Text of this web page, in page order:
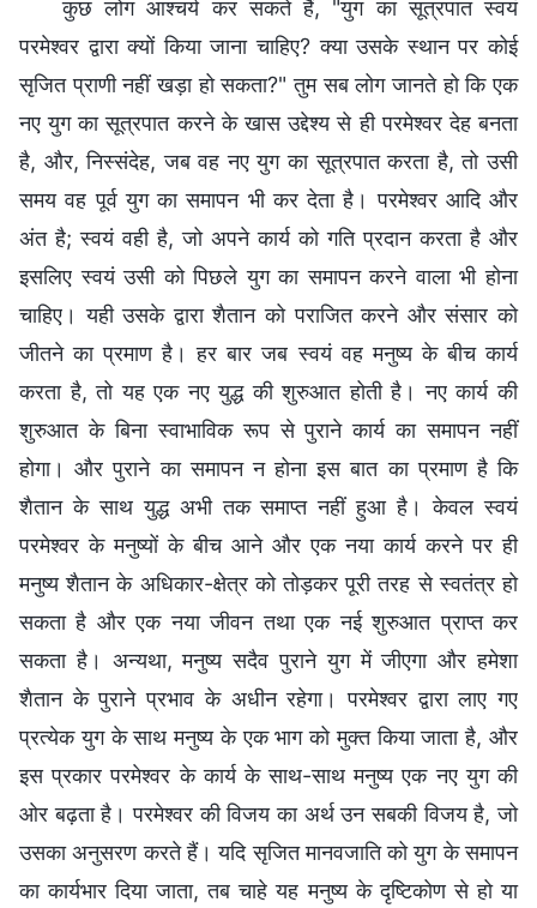
कुछ लोग आश्चर्य कर सकते हैं, "युग का सूत्रपात स्वयं
परमेश्वर द्वारा क्यों किया जाना चाहिए? क्या उसके स्थान पर कोई
सृजित प्राणी नहीं खड़ा हो सकता?" तुम सब लोग जानते हो कि एक
नए युग का सूत्रपात करने के खास उद्देश्य से ही परमेश्वर देह बनता
है, और, निस्संदेह, जब वह नए युग का सूत्रपात करता है, तो उसी
समय वह पूर्व युग का समापन भी कर देता है। परमेश्वर आदि और
अंत है; स्वयं वही है, जो अपने कार्य को गति प्रदान करता है और
इसलिए स्वयं उसी को पिछले युग का समापन करने वाला भी होना
चाहिए। यही उसके द्वारा शैतान को पराजित करने और संसार को
जीतने का प्रमाण है। हर बार जब स्वयं वह मनुष्य के बीच कार्य
करता है, तो यह एक नए युद्ध की शुरुआत होती है। नए कार्य की
शुरुआत के बिना स्वाभाविक रूप से पुराने कार्य का समापन नहीं
होगा। और पुराने का समापन न होना इस बात का प्रमाण है कि
शैतान के साथ युद्ध अभी तक समाप्त नहीं हुआ है। केवल स्वयं
परमेश्वर के मनुष्यों के बीच आने और एक नया कार्य करने पर ही
मनुष्य शैतान के अधिकार-क्षेत्र को तोड़कर पूरी तरह से स्वतंत्र हो
सकता है और एक नया जीवन तथा एक नई शुरुआत प्राप्त कर
सकता है। अन्यथा, मनुष्य सदैव पुराने युग में जीएगा और हमेशा
शैतान के पुराने प्रभाव के अधीन रहेगा। परमेश्वर द्वारा लाए गए
प्रत्येक युग के साथ मनुष्य के एक भाग को मुक्त किया जाता है, और
इस प्रकार परमेश्वर के कार्य के साथ-साथ मनुष्य एक नए युग की
ओर बढ़ता है। परमेश्वर की विजय का अर्थ उन सबकी विजय है, जो
उसका अनुसरण करते हैं। यदि सृजित मानवजाति को युग के समापन
का कार्यभार दिया जाता, तब चाहे यह मनुष्य के दृष्टिकोण से हो या